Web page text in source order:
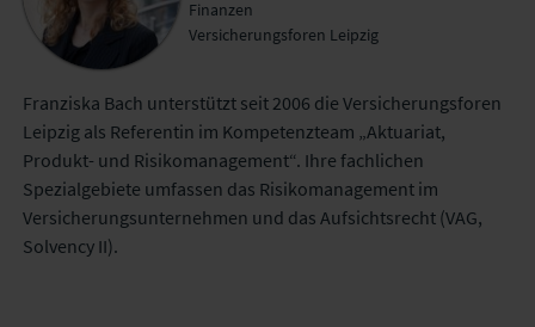
Finanzen
Versicherungsforen Leipzig
Franziska Bach unterstützt seit 2006 die Versicherungsforen
Leipzig als Referentin im Kompetenzteam „Aktuariat,
Produkt- und Risikomanagement“. Ihre fachlichen
Spezialgebiete umfassen das Risikomanagement im
Versicherungsunternehmen und das Aufsichtsrecht (VAG,
Solvency II).